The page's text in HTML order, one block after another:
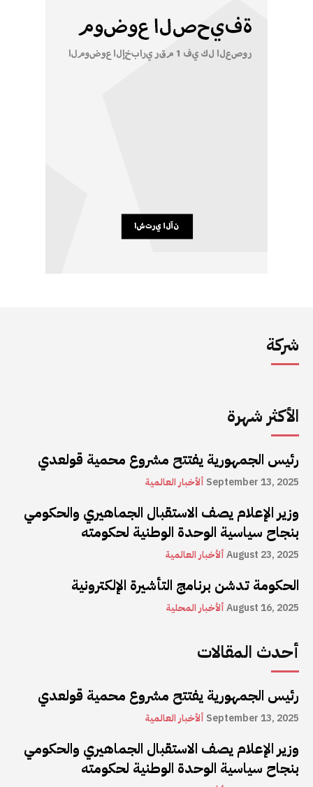
شركة
الأكثر شهرة
رئيس الجمهورية يفتتح مشروع محمية قولعدي
ألأخبار العالمية September 13, 2025
وزير الإعلام يصف الاستقبال الجماهيري والحكومي
بنجاح سياسية الوحدة الوطنية لحكومته
ألأخبار العالميةAugust 23, 2025
الحكومة تدشن برنامج التأشيرة الإلكترونية
ألأخبار المحليةAugust 16, 2025
أحدث المقالات
رئيس الجمهورية يفتتح مشروع محمية قولعدي
ألأخبار العالمية September 13, 2025
وزير الإعلام يصف الاستقبال الجماهيري والحكومي
بنجاح سياسية الوحدة الوطنية لحكومته